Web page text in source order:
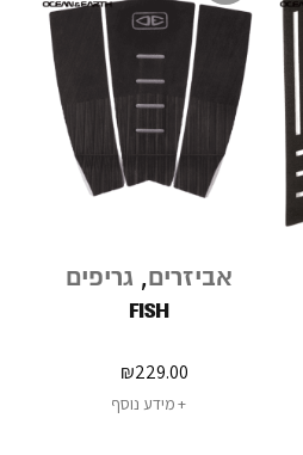
אביזרים, גריפים
FISH
₪229.00
מידע נוסף